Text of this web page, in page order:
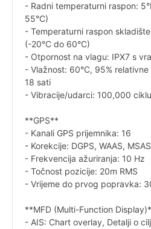
- Radni temperaturni raspon:
55°C)
- Temperaturni raspon
(-20°C do 60°C)
- Otpornost na vlagu: IPX7 s
- Vlažnost: 60°C, 95%
18 sati
- Vibracije/udarci: 100,000
**GPS**
- Kanali GPS prijemnika: 16
- Korekcije: DGPS, WAAS,
- Frekvencija ažuriranja: 10 Hz
- Točnost pozicije: 20m RMS
- Vrijeme do prvog popravka:
**MFD (Multi-Function
- AIS: Chart overlay, Detalji o